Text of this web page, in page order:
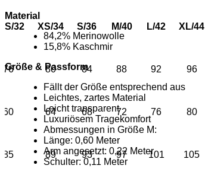
32 XS/34 S/36 M/40 L/42 XL/44
76 80 84 88 92 96
60 64 68 72 76 80
85 89 93 97 101 105
Material
84,2% Merinowolle
15,8% Kaschmir
Größe & Passform
Fällt der Größe entsprechend aus
Leichtes, zartes Material
Leicht transparent
Luxuriösem Tragekomfort
Abmessungen in Größe M:
Länge: 0,60 Meter
Arm angesetzt: 0,22 Meter
Schulter: 0,11 Meter